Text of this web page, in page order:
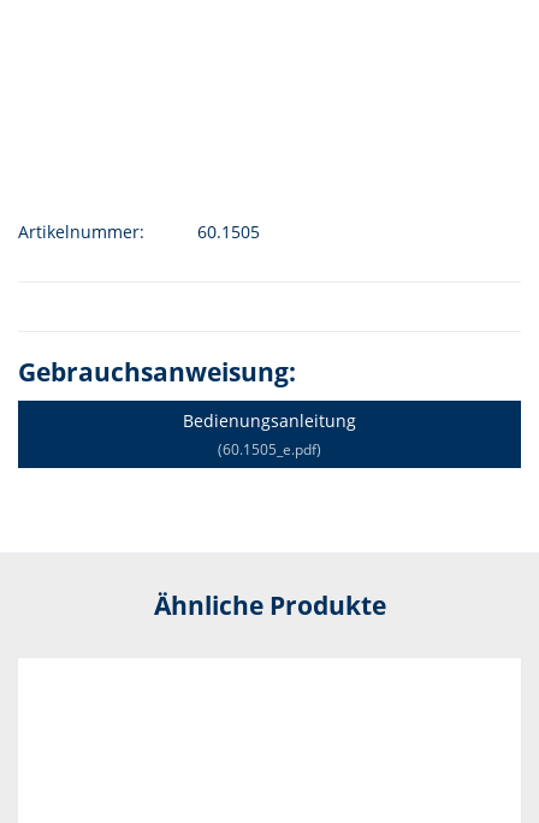
Artikelnummer: 60.1505
Gebrauchsanweisung:
Bedienungsanleitung
(60.1505_e.pdf)
Ähnliche Produkte